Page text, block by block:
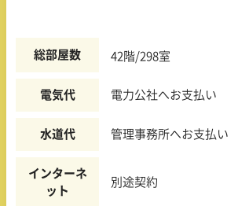
総部屋数 42階/298室
電気代 電力公社へお支払い
水道代 管理事務所へお支払い
インターネ
ット
別途契約